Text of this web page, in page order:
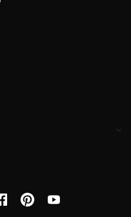
FacebookPinterest